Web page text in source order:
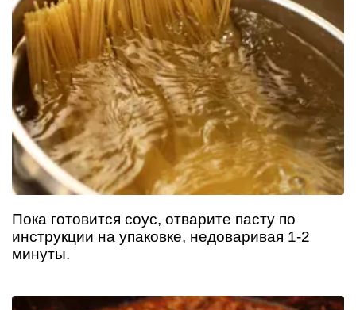
Пока готовится соус, отварите пасту по
инструкции на упаковке, недоваривая 1-2
минуты.